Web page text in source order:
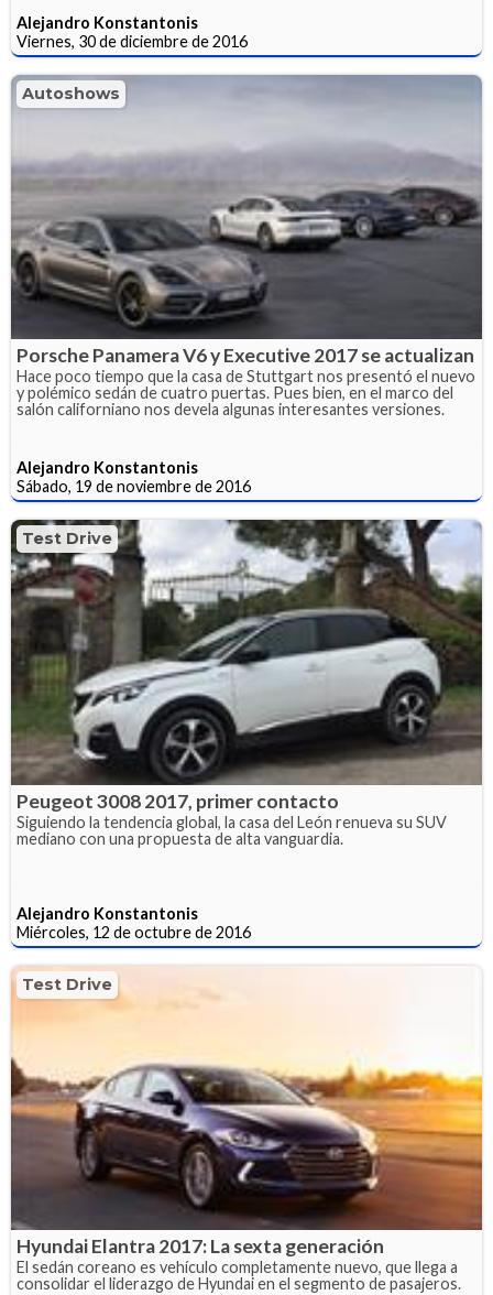
Alejandro Konstantonis
Viernes, 30 de diciembre de 2016
Autoshows
Porsche Panamera V6 y Executive 2017 se actualizan
Hace poco tiempo que la casa de Stuttgart nos presentó el nuevo
y polémico sedán de cuatro puertas. Pues bien, en el marco del
salón californiano nos devela algunas interesantes versiones.
Alejandro Konstantonis
Sábado, 19 de noviembre de 2016
Test Drive
Peugeot 3008 2017, primer contacto
Siguiendo la tendencia global, la casa del León renueva su SUV
mediano con una propuesta de alta vanguardia.
Alejandro Konstantonis
Miércoles, 12 de octubre de 2016
Test Drive
Hyundai Elantra 2017: La sexta generación
El sedán coreano es vehículo completamente nuevo, que llega a
consolidar el liderazgo de Hyundai en el segmento de pasajeros.